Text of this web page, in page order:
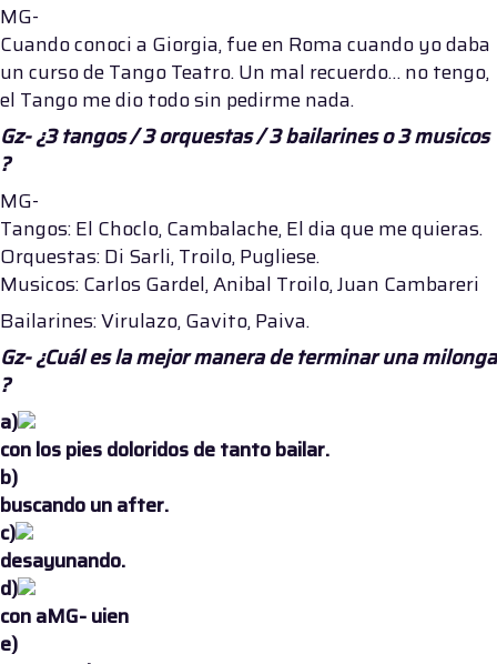
MG-
Cuando conoci a Giorgia, fue en Roma cuando yo daba
un curso de Tango Teatro. Un mal recuerdo… no tengo,
el Tango me dio todo sin pedirme nada.
Gz- ¿3 tangos / 3 orquestas / 3 bailarines o 3 musicos
?
MG-
Tangos: El Choclo, Cambalache, El dia que me quieras.
Orquestas: Di Sarli, Troilo, Pugliese.
Musicos: Carlos Gardel, Anibal Troilo, Juan Cambareri
Bailarines: Virulazo, Gavito, Paiva.
Gz- ¿Cuál es la mejor manera de terminar una milonga
?
a)
con los pies doloridos de tanto bailar.
b)
buscando un after.
c)
desayunando.
d)
con aMG- uien
e)